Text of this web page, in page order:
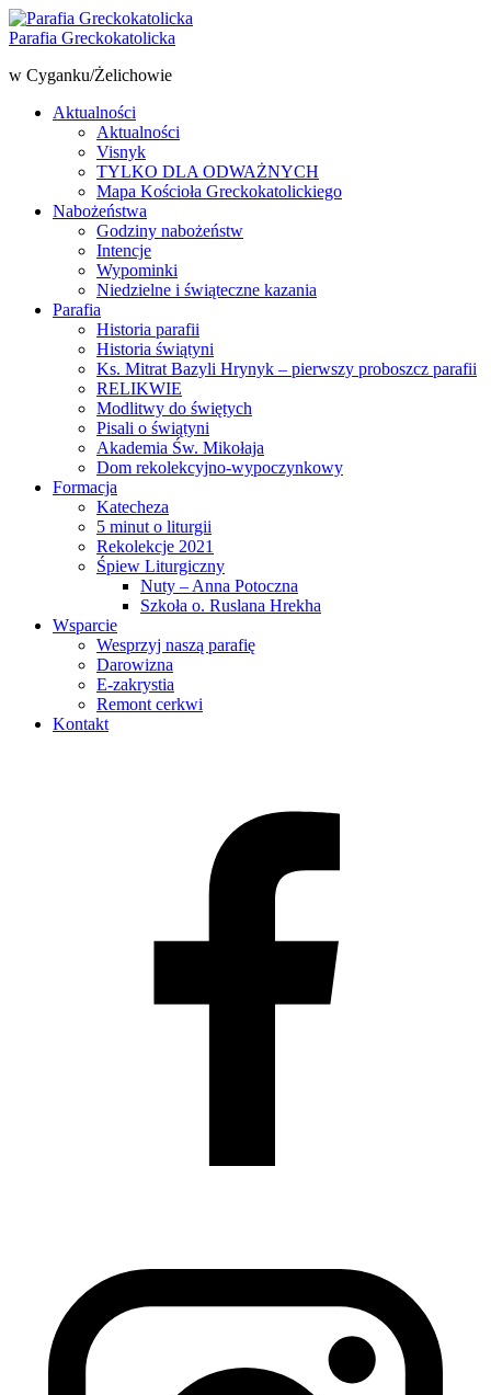
Parafia Greckokatolicka
w Cyganku/Żelichowie
Aktualności
Aktualności
Visnyk
TYLKO DLA ODWAŻNYCH
Mapa Kościoła Greckokatolickiego
Nabożeństwa
Godziny nabożeństw
Intencje
Wypominki
Niedzielne i świąteczne kazania
Parafia
Historia parafii
Historia świątyni
Ks. Mitrat Bazyli Hrynyk – pierwszy proboszcz parafii
RELIKWIE
Modlitwy do świętych
Pisali o świątyni
Akademia Św. Mikołaja
Dom rekolekcyjno-wypoczynkowy
Formacja
Katecheza
5 minut o liturgii
Rekolekcje 2021
Śpiew Liturgiczny
Nuty – Anna Potoczna
Szkoła о. Ruslana Hrekha
Wsparcie
Wesprzyj naszą parafię
Darowizna
E-zakrystia
Remont cerkwi
Kontakt